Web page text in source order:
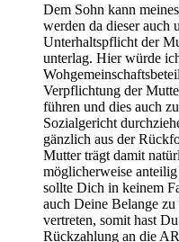
Dem Sohn kann
werden da dieser auch
Unterhaltspflicht der
unterlag. Hier würde
Verpflichtung der
führen und dies auch
Sozialgericht
gänzlich aus der
Mutter trägt damit
möglicherweise
sollte Dich in keinem
auch Deine Belange
vertreten, somit hast
Rückzahlung an die